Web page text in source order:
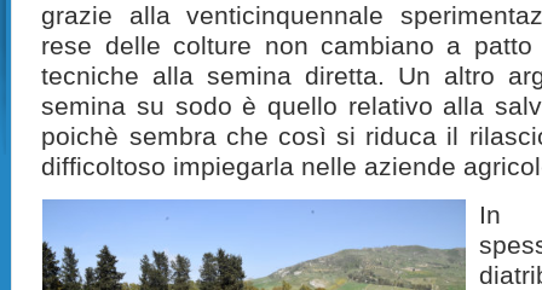
grazie alla venticinquennale
rese delle colture non cambiano a
tecniche alla semina diretta. Un altro
semina su sodo è quello relativo alla
poichè sembra che così si riduca il
difficoltoso impiegarla nelle aziende
In